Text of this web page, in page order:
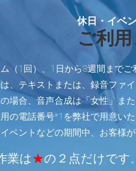
休日・イベ
ご利
（1回）、1日から3週間までご
、テキストまたは、録音ファ
場合、音声合成は「女性」ま
の電話番号*1を弊社で用意いた
ベントなどの期間中、お客様が
業は★の２点だけです。